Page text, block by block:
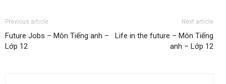
Previous article
Future Jobs – Môn Tiếng anh –
Lớp 12
Next article
Life in the future – Môn Tiếng
anh – Lớp 12